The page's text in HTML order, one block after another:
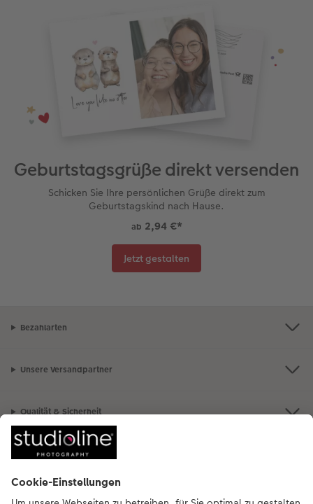
Geburtstagsgrüße direkt versenden
Schicken Sie Ihre persönlichen Grüße direkt zum
Geburtstagskind nach Hause.
ab 2,94 €*
Jetzt gestalten
Bezahlarten
Unsere Versandpartner
Qualität & Sicherheit
Nachhaltigkeit bei CEWE